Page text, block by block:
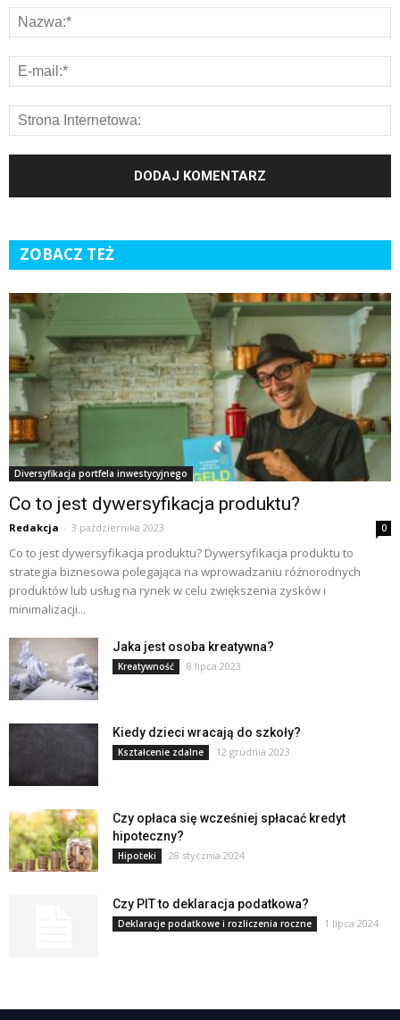
ZOBACZ TEŻ
Diversyfikacja portfela inwestycyjnego
Co to jest dywersyfikacja produktu?
Redakcja - 3 października 2023 0
Co to jest dywersyfikacja produktu? Dywersyfikacja produktu to
strategia biznesowa polegająca na wprowadzaniu różnorodnych
produktów lub usług na rynek w celu zwiększenia zysków i
minimalizacji...
Jaka jest osoba kreatywna?
Kreatywność 8 lipca 2023
Kiedy dzieci wracają do szkoły?
Kształcenie zdalne 12 grudnia 2023
Czy opłaca się wcześniej spłacać kredyt
hipoteczny?
Hipoteki 28 stycznia 2024
Czy PIT to deklaracja podatkowa?
Deklaracje podatkowe i rozliczenia roczne 1 lipca 2024